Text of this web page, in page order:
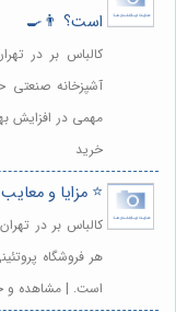
است؟ 👨‍🍳
کالباس بر در
آشپزخانه صنعتی
مهمی در افزایش
خرید
⭐️ مزایا و
کالباس بر در
هر فروشگاه
است. | مشاهده و